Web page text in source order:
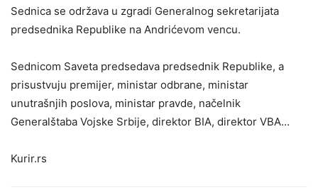
Sednica se održava u zgradi Generalnog sekretarijata
predsednika Republike na Andrićevom vencu.
Sednicom Saveta predsedava predsednik Republike, a
prisustvuju premijer, ministar odbrane, ministar
unutrašnjih poslova, ministar pravde, načelnik
Generalštaba Vojske Srbije, direktor BIA, direktor VBA…
Kurir.rs